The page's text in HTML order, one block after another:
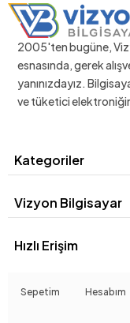
2005'ten bugüne,
esnasında, gerek
yanınızdayız.
ve tüketici
Kategoriler
Vizyon Bilgisayar
Hızlı Erişim
Sepetim Hesabım